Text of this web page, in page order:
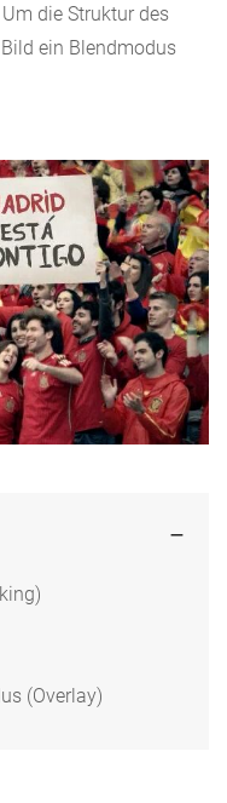
die Struktur des
ein Blendmodus
(Overlay)